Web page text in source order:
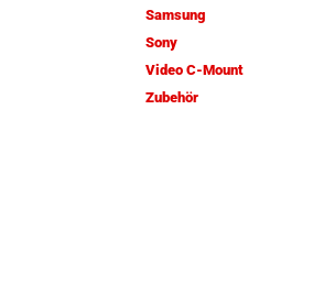
Samsung
Sony
Video C-Mount
Zubehör